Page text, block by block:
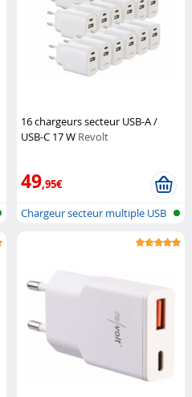
16 chargeurs secteur USB-A /
USB-C 17 W Revolt
49,95€
Chargeur secteur multiple USB